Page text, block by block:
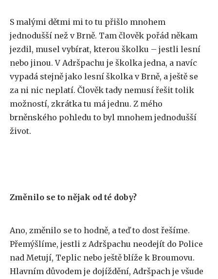
S malými dětmi mi to tu přišlo mnohem
jednodušší než v Brně. Tam člověk pořád někam
jezdil, musel vybírat, kterou školku – jestli lesní
nebo jinou. V Adršpachu je školka jedna, a navíc
vypadá stejně jako lesní školka v Brně, a ještě se
za ni nic neplatí. Člověk tady nemusí řešit tolik
možností, zkrátka tu má jednu. Z mého
brněnského pohledu to byl mnohem jednodušší
život.
Změnilo se to nějak od té doby?
Ano, změnilo se to hodně, a teď to dost řešíme.
Přemýšlíme, jestli z Adršpachu neodejít do Police
nad Metují, Teplic nebo ještě blíže k Broumovu.
Hlavním důvodem je dojíždění, Adršpach je všude